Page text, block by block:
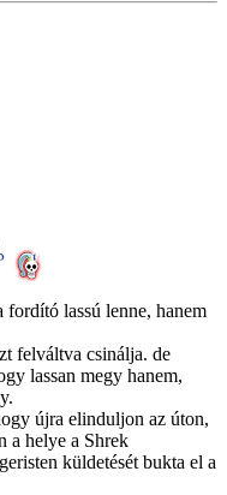
fordító lassú lenne, hanem
felváltva csinálja. de
lassan megy hanem,
újra elinduljon az úton,
a helye a Shrek
küldetését bukta el a